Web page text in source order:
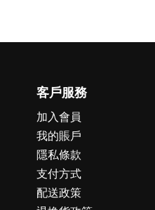
客戶服務
加入會員
我的賬戶
隱私條款
支付方式
配送政策